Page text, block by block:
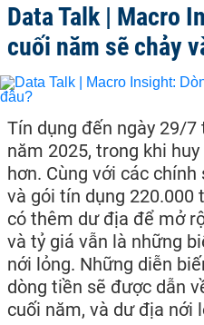
Data Talk | Macro
cuối năm sẽ chảy
Tín dụng đến ngày 29/7
năm 2025, trong khi
hơn. Cùng với các
và gói tín dụng 220.000
có thêm dư địa để mở
và tỷ giá vẫn là những
nới lỏng. Những diễn
dòng tiền sẽ được dẫn
cuối năm, và dư địa nới